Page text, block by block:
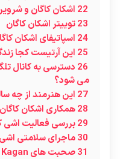
22 اشکان کاگان و
23توییتر اشکان کاگان
24 اسپاتیفای اشکان
25 این آرتیست کجا
26 دسترسی به کانال
می شود؟
27 این هنرمند از چه
28همکاری اشکان
29بررسی فعالیت اشی
30ماجرای سلامتی
31صحبت های Kagan با کابوس در قالب لایو